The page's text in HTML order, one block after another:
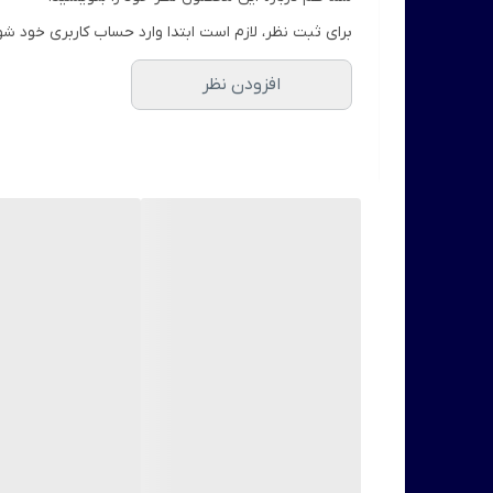
برای ثبت نظر، لازم است ابتدا وارد حساب کاربری خود
افزودن نظر